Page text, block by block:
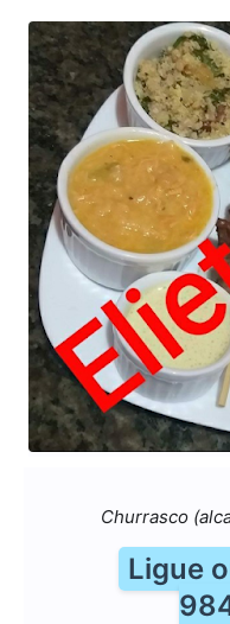
Churrasco
Ligue